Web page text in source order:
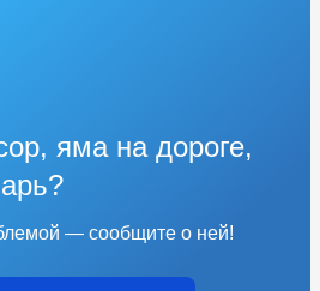
яма на дороге,
— сообщите о ней!